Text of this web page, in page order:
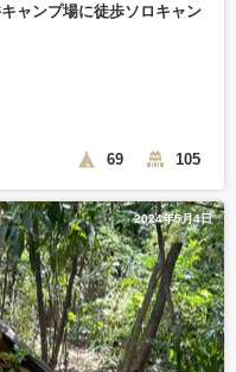
ャンプ場に徒歩ソロキャン
69 105
2024年5月4日